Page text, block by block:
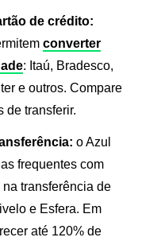
de crédito:
converter
: Itaú, Bradesco,
e outros. Compare
de transferir.
o Azul
frequentes com
transferência de
e Esfera. Em
até 120% de